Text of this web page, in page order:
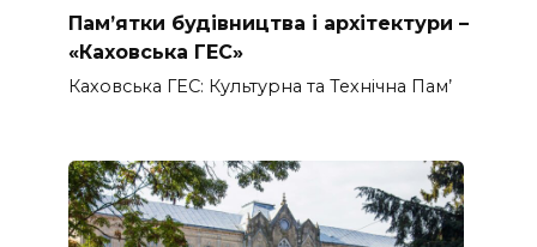
Пам’ятки будівництва і архітектури –
«Каховська ГЕС»
Каховська ГЕС: Культурна та Технічна Пам’